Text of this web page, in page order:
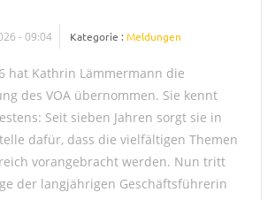
- 09:04 Kategorie : Meldungen
hat Kathrin Lämmermann die
des VOA übernommen. Sie kennt
Seit sieben Jahren sorgt sie in
dafür, dass die vielfältigen Themen
vorangebracht werden. Nun tritt
der langjährigen Geschäftsführerin